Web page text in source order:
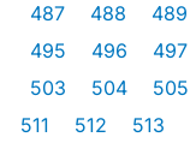
487
488 489
495
496 497
503
504 505
511
512 513